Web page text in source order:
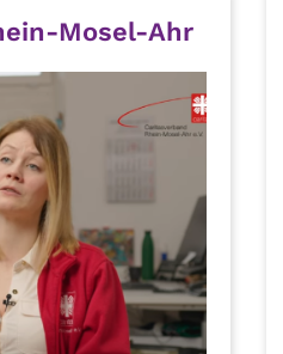
Mosel-Ahr